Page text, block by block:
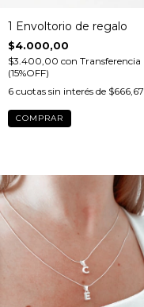
1 Envoltorio de regalo
$4.000,00
$3.400,00 con Transferencia
(15%OFF)
6 cuotas sin interés de $666,67
COMPRAR